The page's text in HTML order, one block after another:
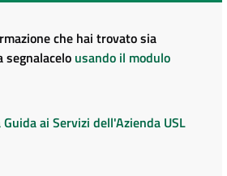
che hai trovato sia
segnalacelo usando il modulo
ai Servizi dell'Azienda USL